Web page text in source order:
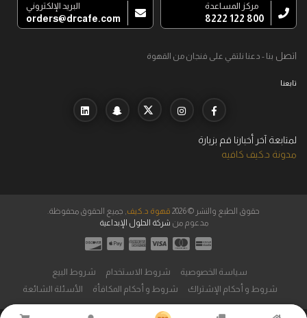
مركز المساعدة
800 122 8222
البريد الإلكتروني
orders@drcafe.com
اتصل بنا - دعنا نلتقي على فنجان من القهوة
تابعنا
لمتابعة آخر أخبارنا قم بزيارة
مدونة د.كيف كافيه
حقوق الطبع والنشر © 2026 قهوة د.كيف, جميع الحقوق محفوظة.
مدعوم من شركة الحلول الإبداعية
سياسة الخصوصية شروط الاستخدام
شروط البيع
شروط و أحكام الإشتراك
شروط و أحكام المكافأة الأسئلة الشائعة